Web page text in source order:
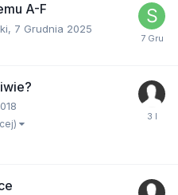
A-F
, 7 Grudnia 2025